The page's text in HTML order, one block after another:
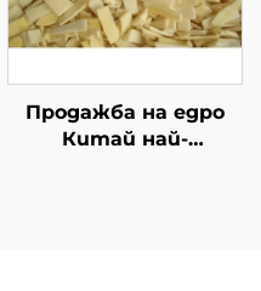
Продажба на едро
Китай най-